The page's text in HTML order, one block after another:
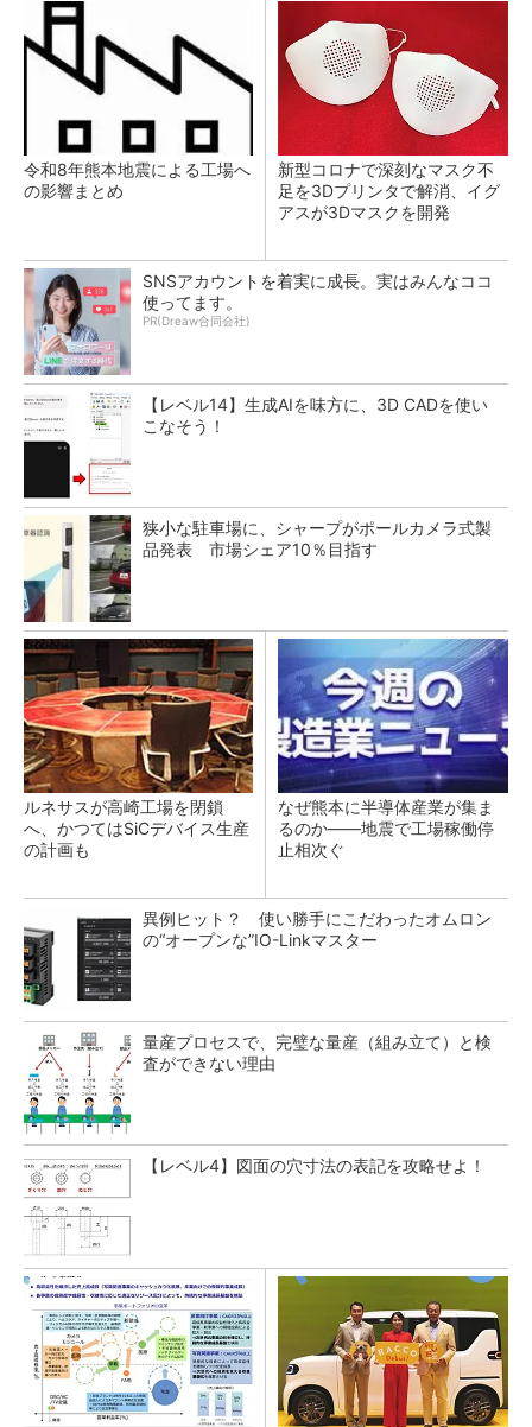
令和8年熊本地震による工場へ
の影響まとめ
新型コロナで深刻なマスク不
足を3Dプリンタで解消、イグ
アスが3Dマスクを開発
SNSアカウントを着実に成長。実はみんなココ
使ってます。
PR(Dreaw合同会社)
【レベル14】生成AIを味方に、3D CADを使い
こなそう！
狭小な駐車場に、シャープがポールカメラ式製
品発表 市場シェア10％目指す
ルネサスが高崎工場を閉鎖
へ、かつてはSiCデバイス生産
の計画も
なぜ熊本に半導体産業が集ま
るのか――地震で工場稼働停
止相次ぐ
異例ヒット？ 使い勝手にこだわったオムロン
の“オープンな”IO-Linkマスター
量産プロセスで、完璧な量産（組み立て）と検
査ができない理由
【レベル4】図面の穴寸法の表記を攻略せよ！